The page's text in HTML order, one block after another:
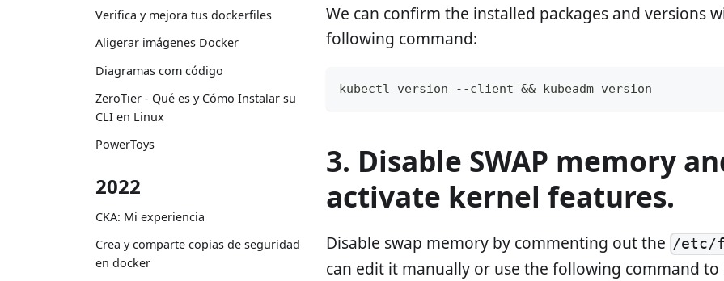
Verifica y mejora tus dockerfiles
Aligerar imágenes Docker
Diagramas com código
ZeroTier - Qué es y Cómo Instalar su
CLI en Linux
PowerToys
2022
CKA: Mi experiencia
Crea y comparte copias de seguridad
en docker
We can confirm the installed packages and versions
following command:
kubectl version --client && kubeadm version
3. Disable SWAP memory
activate kernel features.
Disable swap memory by commenting out the /etc/
can edit it manually or use the following command